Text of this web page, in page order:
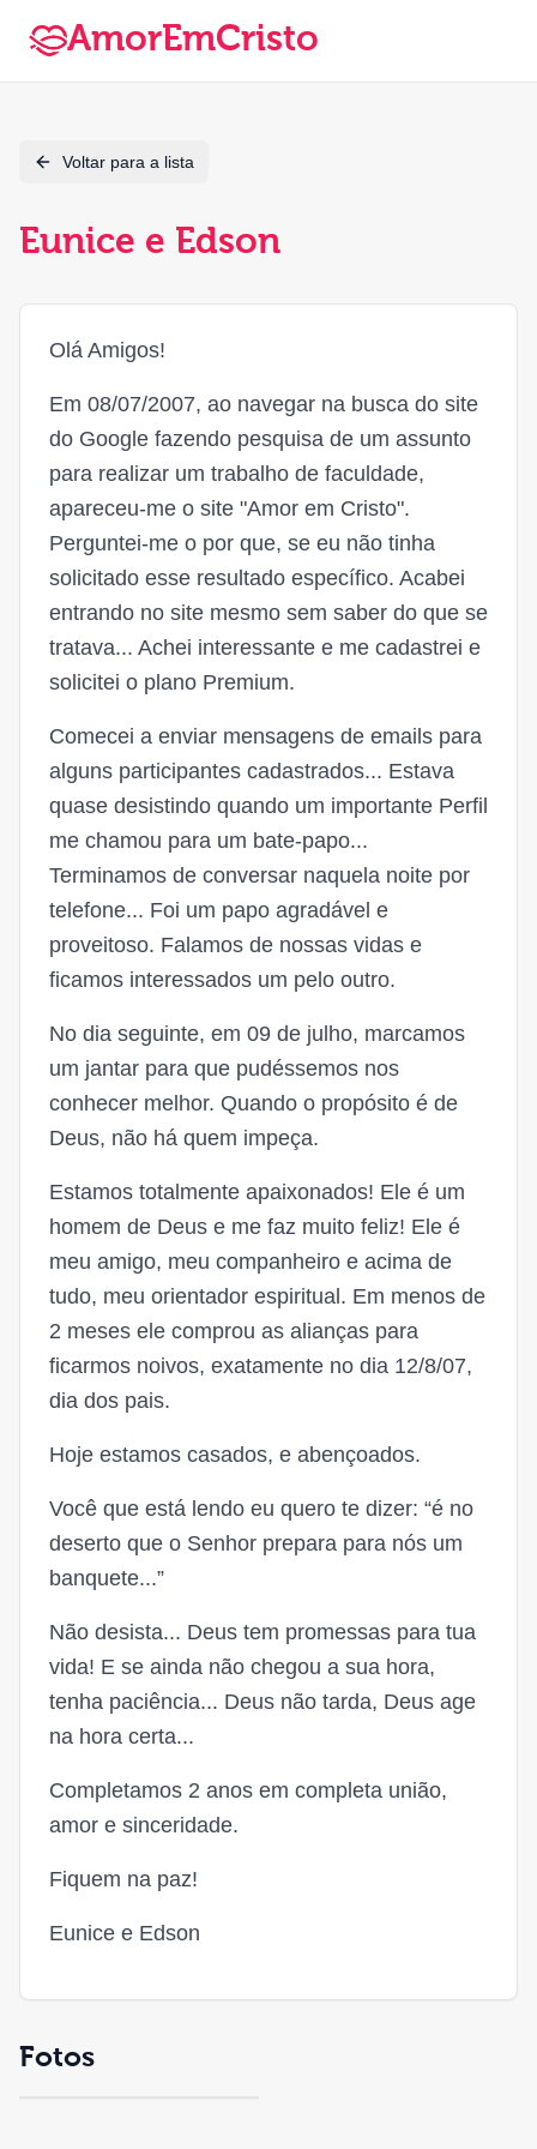
AmorEmCristo
Voltar para a lista
Eunice e Edson
Olá Amigos!
Em 08/07/2007, ao navegar na busca do site
do Google fazendo pesquisa de um assunto
para realizar um trabalho de faculdade,
apareceu-me o site "Amor em Cristo".
Perguntei-me o por que, se eu não tinha
solicitado esse resultado específico. Acabei
entrando no site mesmo sem saber do que se
tratava... Achei interessante e me cadastrei e
solicitei o plano Premium.
Comecei a enviar mensagens de emails para
alguns participantes cadastrados... Estava
quase desistindo quando um importante Perfil
me chamou para um bate-papo...
Terminamos de conversar naquela noite por
telefone... Foi um papo agradável e
proveitoso. Falamos de nossas vidas e
ficamos interessados um pelo outro.
No dia seguinte, em 09 de julho, marcamos
um jantar para que pudéssemos nos
conhecer melhor. Quando o propósito é de
Deus, não há quem impeça.
Estamos totalmente apaixonados! Ele é um
homem de Deus e me faz muito feliz! Ele é
meu amigo, meu companheiro e acima de
tudo, meu orientador espiritual. Em menos de
2 meses ele comprou as alianças para
ficarmos noivos, exatamente no dia 12/8/07,
dia dos pais.
Hoje estamos casados, e abençoados.
Você que está lendo eu quero te dizer: “é no
deserto que o Senhor prepara para nós um
banquete...”
Não desista... Deus tem promessas para tua
vida! E se ainda não chegou a sua hora,
tenha paciência... Deus não tarda, Deus age
na hora certa...
Completamos 2 anos em completa união,
amor e sinceridade.
Fiquem na paz!
Eunice e Edson
Fotos